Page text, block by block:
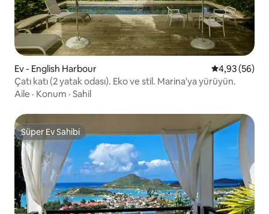
Ev - English Harbour 5 üzerinden
4,93 (56)
Çatı katı (2 yatak odası). Eko ve stil. Marina'ya yürüyün.
Aile · Konum · Sahil
Süper Ev Sahibi
Süper Ev Sahibi